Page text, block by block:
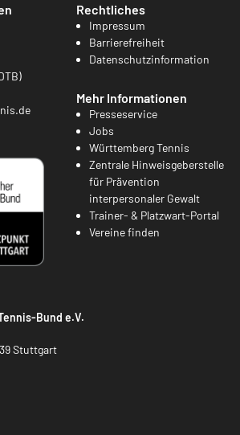
Rechtliches
Impressum
Barrierefreiheit
Datenschutzinformation
Mehr Informationen
Presseservice
Jobs
Württemberg Tennis
Zentrale Hinweisgeberstelle
für Prävention
interpersonaler Gewalt
Trainer- & Platzwart-Portal
Vereine finden
Bund e.V.
Stuttgart